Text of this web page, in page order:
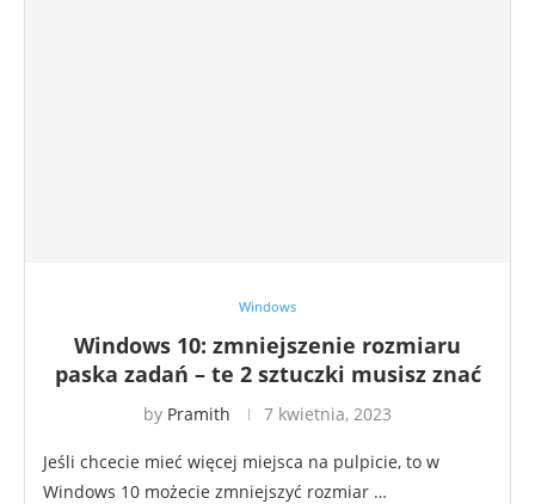
Windows
Windows 10: zmniejszenie rozmiaru
paska zadań – te 2 sztuczki musisz znać
by Pramith 7 kwietnia, 2023
Jeśli chcecie mieć więcej miejsca na pulpicie, to w
Windows 10 możecie zmniejszyć rozmiar …